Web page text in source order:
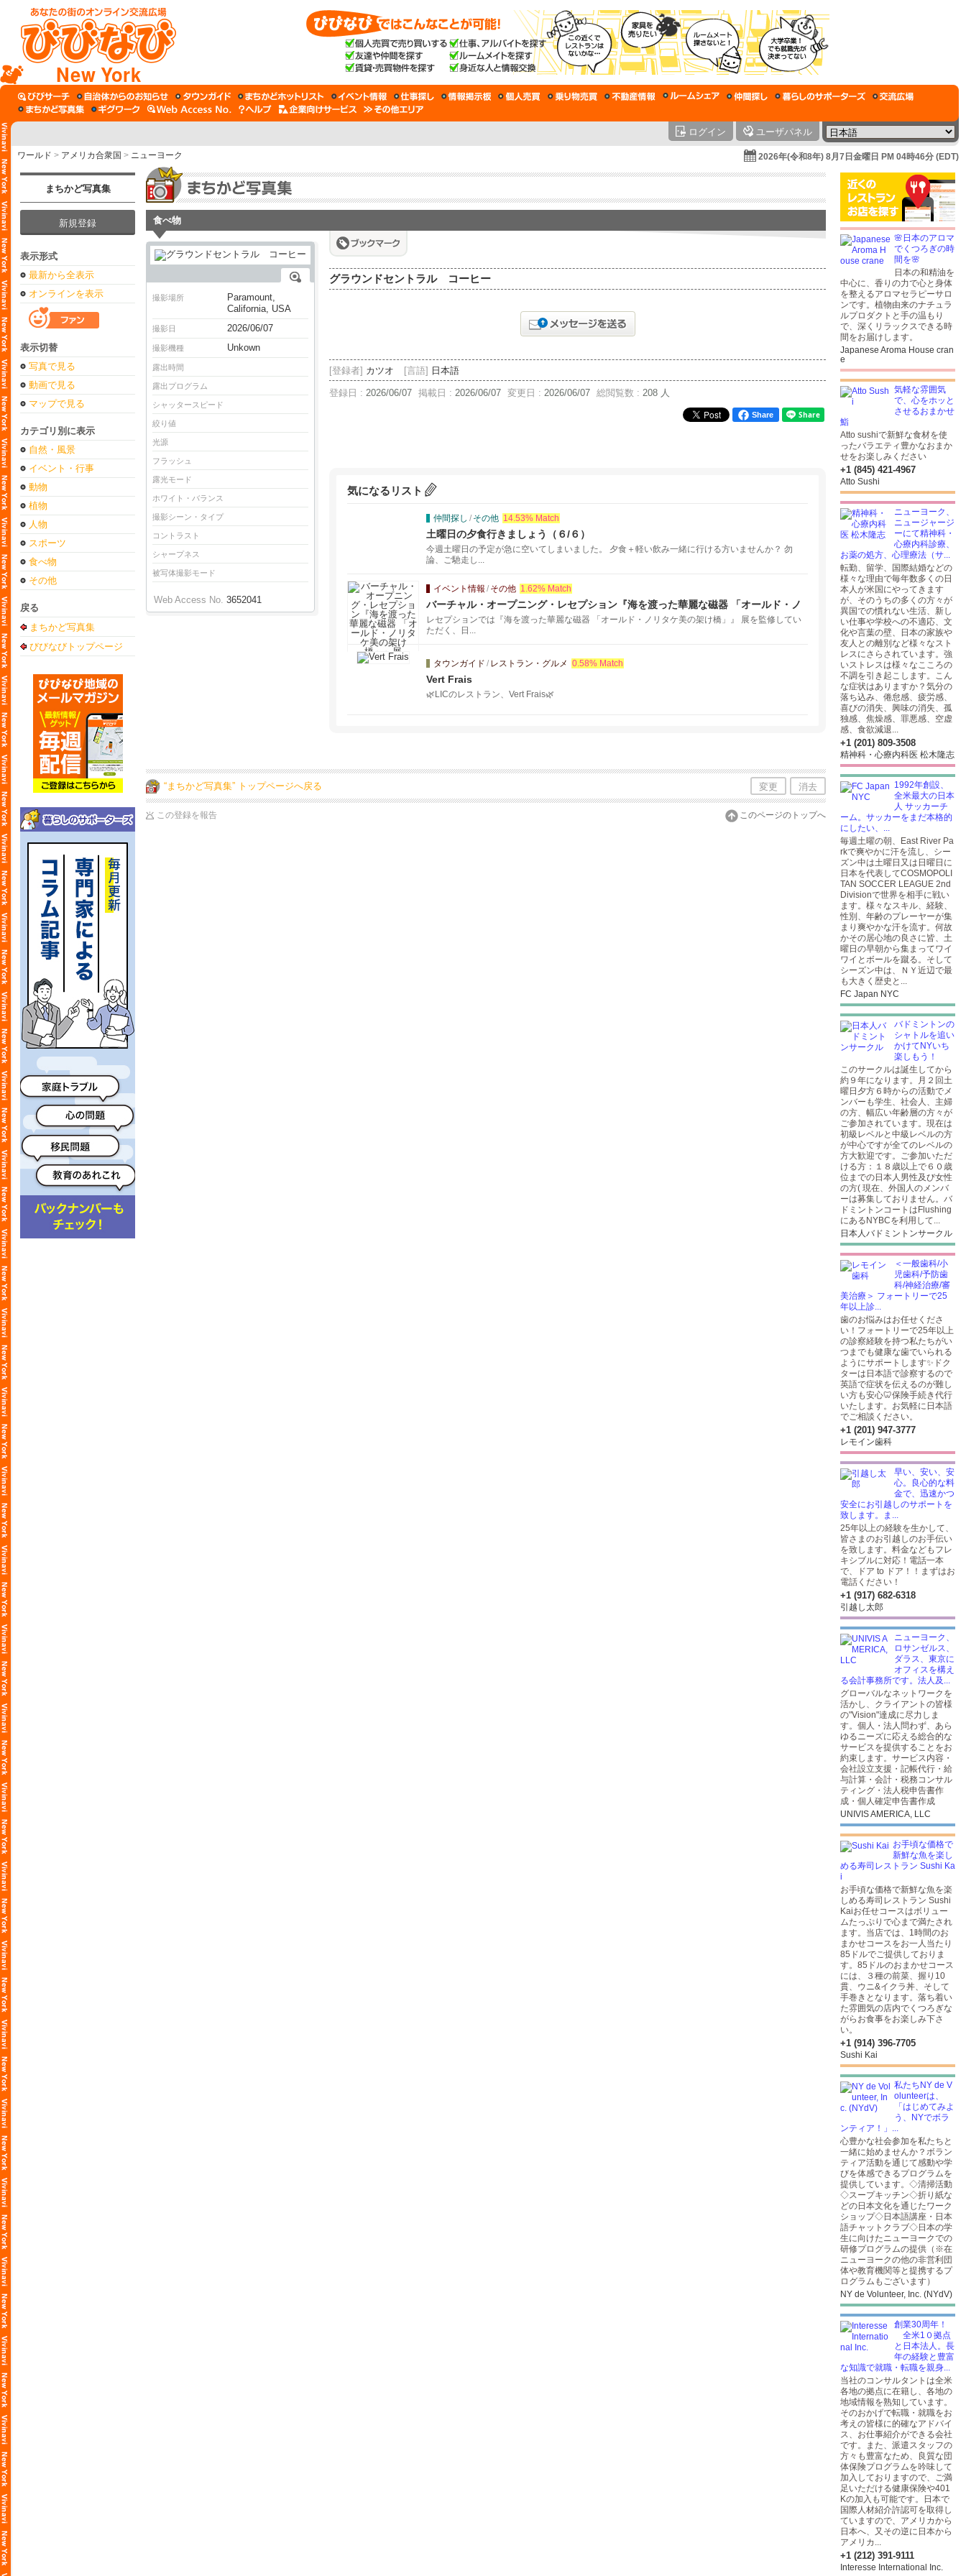
New York
ログイン ユーザパネル
ワールド > アメリカ合衆国 > ニューヨーク 2026年(令和8年) 8月7日金曜日 PM 04時46分 (EDT)
まちかど写真集
新規登録
表示形式
最新から全表示
オンラインを表示
表示切替
写真で見る
動画で見る
マップで見る
カテゴリ別に表示
自然・風景
イベント・行事
動物
植物
人物
スポーツ
食べ物
その他
戻る
まちかど写真集
びびなびトップページ
食べ物
撮影場所
Paramount,
California, USA
撮影日 2026/06/07
撮影機種 Unkown
露出時間
露出プログラム
シャッタースピード
絞り値
光源
フラッシュ
露光モード
ホワイト・バランス
撮影シーン・タイプ
コントラスト
シャープネス
被写体撮影モード
Web Access No. 3652041
グラウンドセントラル コーヒー
[登録者] カツオ [言語] 日本語
登録日 : 2026/06/07 掲載日 : 2026/06/07 変更日 : 2026/06/07 総閲覧数 : 208 人
Share
気になるリスト
仲間探し / その他 14.53% Match
土曜日の夕食行きましょう（６/６）
今週土曜日の予定が急に空いてしまいました。 夕食＋軽い飲み一緒に行ける方いませんか？ 勿
論、ご馳走し...
イベント情報 / その他 1.62% Match
バーチャル・オープニング・レセプション『海を渡った華麗な磁器 「オールド・ノ
リタケ美の架け橋」』展
レセプションでは『海を渡った華麗な磁器 「オールド・ノリタケ美の架け橋」』 展を監修してい
ただく、日...
タウンガイド / レストラン・グルメ 0.58% Match
Vert Frais
🌿LICのレストラン、Vert Frais🌿
“まちかど写真集” トップページへ戻る 変更 消去
この登録を報告 このページのトップへ
🌸日本のアロマ
でくつろぎの時
間を🌸
日本の和精油を
中心に、香りの力で心と身体
を整えるアロマセラピーサロ
ンです。植物由来のナチュラ
ルプロダクトと手の温もり
で、深くリラックスできる時
間をお届けします。
Japanese Aroma House cran
e
気軽な雰囲気
で、心をホッと
させるおまかせ
鮨
Atto sushiで新鮮な食材を使
ったバラエティ豊かなおまか
せをお楽しみください
+1 (845) 421-4967
Atto Sushi
ニューヨーク、
ニュージャージ
ーにて精神科・
心療内科診療、
お薬の処方、心理療法（サ...
転勤、留学、国際結婚などの
様々な理由で毎年数多くの日
本人が米国にやってきます
が、そのうちの多くの方々が
異国での慣れない生活、新し
い仕事や学校への不適応、文
化や言葉の壁、日本の家族や
友人との離別など様々なスト
レスにさらされています。強
いストレスは様々なこころの
不調を引き起こします。こん
な症状はありますか？気分の
落ち込み、倦怠感、疲労感、
喜びの消失、興味の消失、孤
独感、焦燥感、罪悪感、空虚
感、食欲減退...
+1 (201) 809-3508
精神科・心療内科医 松木隆志
1992年創設、
全米最大の日本
人 サッカーチ
ーム。サッカーをまだ本格的
にしたい、...
毎週土曜の朝、East River Pa
rkで爽やかに汗を流し、シー
ズン中は土曜日又は日曜日に
日本を代表してCOSMOPOLI
TAN SOCCER LEAGUE 2nd
Divisionで世界を相手に戦い
ます。様々なスキル、経験、
性別、年齢のプレーヤーが集
まり爽やかな汗を流す。何故
かその居心地の良さに皆、土
曜日の早朝から集まってワイ
ワイとボールを蹴る。そして
シーズン中は、ＮＹ近辺で最
も大きく歴史と...
FC Japan NYC
バドミントンの
シャトルを追い
かけてNYいち
楽しもう！
このサークルは誕生してから
約９年になります。月２回土
曜日夕方６時からの活動でメ
ンバーも学生、社会人、主婦
の方、幅広い年齢層の方々が
ご参加されています。現在は
初級レベルと中級レベルの方
が中心ですが全てのレベルの
方大歓迎です。ご参加いただ
ける方：１８歳以上で６０歳
位までの日本人男性及び女性
の方( 現在、外国人のメンバ
ーは募集しておりません。バ
ドミントンコートはFlushing
にあるNYBCを利用して...
日本人バドミントンサークル
＜一般歯科/小
児歯科/予防歯
科/神経治療/審
美治療＞ フォートリーで25
年以上診...
歯のお悩みはお任せくださ
い！フォートリーで25年以上
の診察経験を持つ私たちがい
つまでも健康な歯でいられる
ようにサポートします✨ドク
ターは日本語で診察するので
英語で症状を伝えるのが難し
い方も安心🦷保険手続き代行
いたします。お気軽に日本語
でご相談ください。
+1 (201) 947-3777
レモイン歯科
早い、安い、安
心。良心的な料
金で、迅速かつ
安全にお引越しのサポートを
致します。ま...
25年以上の経験を生かして、
皆さまのお引越しのお手伝い
を致します。料金などもフレ
キシブルに対応！電話一本
で、ドア to ドア！！まずはお
電話ください！
+1 (917) 682-6318
引越し太郎
ニューヨーク、
ロサンゼルス、
ダラス、東京に
オフィスを構え
る会計事務所です。法人及...
グローバルなネットワークを
活かし、クライアントの皆様
の"Vision"達成に尽力しま
す。個人・法人問わず、あら
ゆるニーズに応える総合的な
サービスを提供することをお
約束します。サービス内容・
会社設立支援・記帳代行・給
与計算・会計・税務コンサル
ティング・法人税申告書作
成・個人確定申告書作成
UNIVIS AMERICA, LLC
お手頃な価格で
新鮮な魚を楽し
める寿司レストラン Sushi Ka
i
お手頃な価格で新鮮な魚を楽
しめる寿司レストラン Sushi
Kaiお任せコースはボリュー
ムたっぷりで心まで満たされ
ます。当店では、1時間のお
まかせコースをお一人当たり
85ドルでご提供しておりま
す。85ドルのおまかせコース
には、３種の前菜、握り10
貫、ウニ&イクラ丼、そして
手巻きとなります。落ち着い
た雰囲気の店内でくつろぎな
がらお食事をお楽しみ下さ
い。
+1 (914) 396-7705
Sushi Kai
私たちNY de V
olunteerは、
「はじめてみよ
う、NYでボラ
ンティア！」...
心豊かな社会参加を私たちと
一緒に始めませんか？ボラン
ティア活動を通じて感動や学
びを体感できるプログラムを
提供しています。◇清掃活動
◇スープキッチン◇折り紙な
どの日本文化を通じたワーク
ショップ◇日本語講座・日本
語チャットクラブ◇日本の学
生に向けたニューヨークでの
研修プログラムの提供（※在
ニューヨークの他の非営利団
体や教育機関等と提携するプ
ログラムもございます）
NY de Volunteer, Inc. (NYdV)
創業30周年！
全米1０拠点
と日本法人。長
年の経験と豊富
な知識で就職・転職を親身...
当社のコンサルタントは全米
各地の拠点に在籍し、各地の
地域情報を熟知しています。
そのおかげで転職・就職をお
考えの皆様に的確なアドバイ
ス、お仕事紹介ができる会社
です。また、派遣スタッフの
方々も豊富なため、良質な団
体保険プログラムを吟味して
加入しておりますので、ご満
足いただける健康保険や401
Kの加入も可能です。日本で
国際人材紹介許認可を取得し
ていますので、アメリカから
日本へ、又その逆に日本から
アメリカ...
+1 (212) 391-9111
Interesse International Inc.